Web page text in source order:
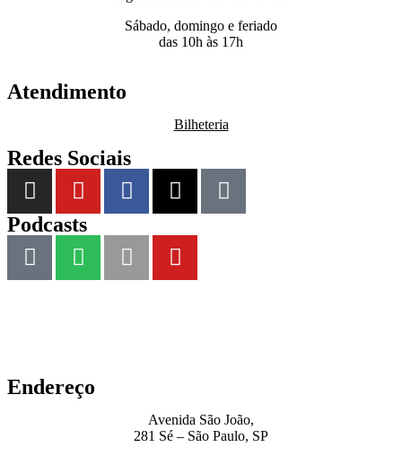
Sábado, domingo e feriado
das 10h às 17h
Atendimento
Bilheteria
Redes Sociais
Podcasts
Endereço
Avenida São João,
281 Sé – São Paulo, SP